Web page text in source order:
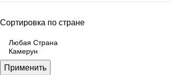
Сортировка по стране
Применить